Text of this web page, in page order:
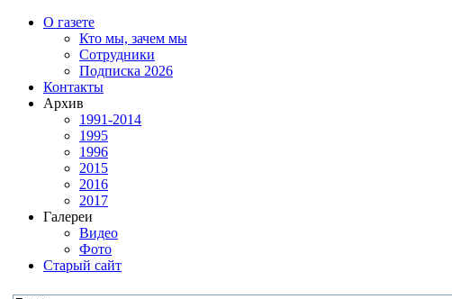
О газете
Кто мы, зачем мы
Сотрудники
Подписка 2026
Контакты
Архив
1991-2014
1995
1996
2015
2016
2017
Галереи
Видео
Фото
Старый сайт